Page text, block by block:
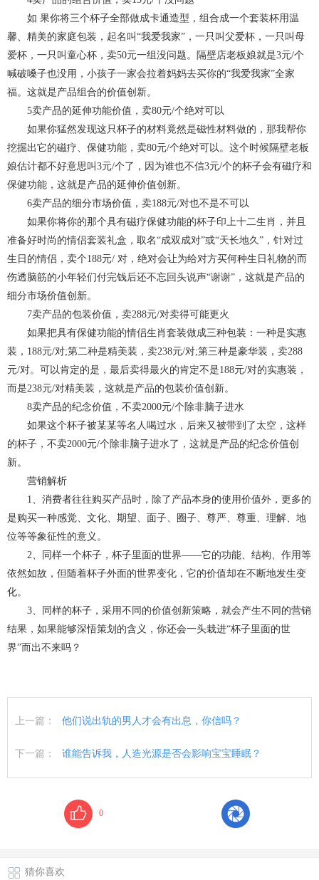
如 果你将三个杯子全部做成卡通造型，组合成一个套装杯用温
馨、精美的家庭包装，起名叫“我爱我家”，一只叫父爱杯，一只叫母
爱杯，一只叫童心杯，卖50元一组没问题。隔壁店老板娘就是3元/个
喊破嗓子也没用，小孩子一家会拉着妈妈去买你的“我爱我家”全家
福。这就是产品组合的价值创新。
5卖产品的延伸功能价值，卖80元/个绝对可以
如果你猛然发现这只杯子的材料竟然是磁性材料做的，那我帮你
挖掘出它的磁疗、保健功能，卖80元/个绝对可以。这个时候隔壁老板
娘估计都不好意思叫3元/个了，因为谁也不信3元/个的杯子会有磁疗和
保健功能，这就是产品的延伸价值创新。
6卖产品的细分市场价值，卖188元/对也不是不可以
如果你将你的那个具有磁疗保健功能的杯子印上十二生肖，并且
准备好时尚的情侣套装礼盒，取名“成双成对”或“天长地久”，针对过
生日的情侣，卖个188元/ 对，绝对会让为给对方买何种生日礼物的而
伤透脑筋的小年轻们付完钱后还不忘回头说声“谢谢”，这就是产品的
细分市场价值创新。
7卖产品的包装价值，卖288元/对卖得可能更火
如果把具有保健功能的情侣生肖套装做成三种包装：一种是实惠
装，188元/对;第二种是精美装，卖238元/对;第三种是豪华装，卖288
元/对。可以肯定的是，最后卖得最火的肯定不是188元/对的实惠装，
而是238元/对精美装，这就是产品的包装价值创新。
8卖产品的纪念价值，不卖2000元/个除非脑子进水
如果这个杯子被某某等名人喝过水，后来又被带到了太空，这样
的杯子，不卖2000元/个除非脑子进水了，这就是产品的纪念价值创
新。
营销解析
1、消费者往往购买产品时，除了产品本身的使用价值外，更多的
是购买一种感觉、文化、期望、面子、圈子、尊严、尊重、理解、地
位等等象征性的意义。
2、同样一个杯子，杯子里面的世界——它的功能、结构、作用等
依然如故，但随着杯子外面的世界变化，它的价值却在不断地发生变
化。
3、同样的杯子，采用不同的价值创新策略，就会产生不同的营销
结果，如果能够深悟策划的含义，你还会一头栽进“杯子里面的世
界”而出不来吗？
上一篇： 他们说出轨的男人才会有出息，你信吗？
下一篇： 谁能告诉我，人造光源是否会影响宝宝睡眠？
0
猜你喜欢